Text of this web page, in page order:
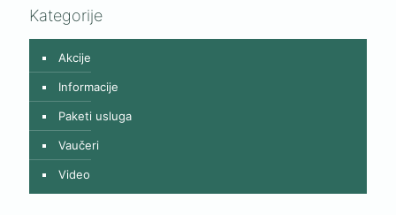
Kategorije
Akcije
Informacije
Paketi usluga
Vaučeri
Video